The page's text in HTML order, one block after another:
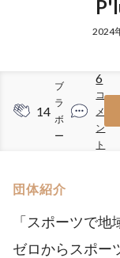
2024
14
ブ
ラ
ボ
ー
6
コ
メ
ン
ト
団体紹介
「スポーツで地
ゼロからスポー